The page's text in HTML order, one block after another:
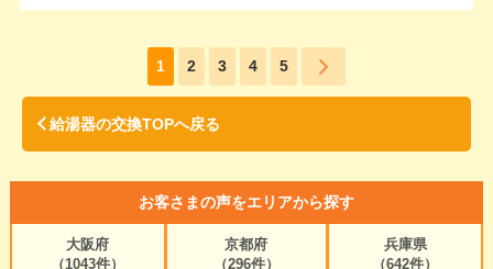
1 2 3 4 5
給湯器の交換TOPへ戻る
お客さまの声をエリアから探す
大阪府
（1043件）
京都府
（296件）
兵庫県
（642件）